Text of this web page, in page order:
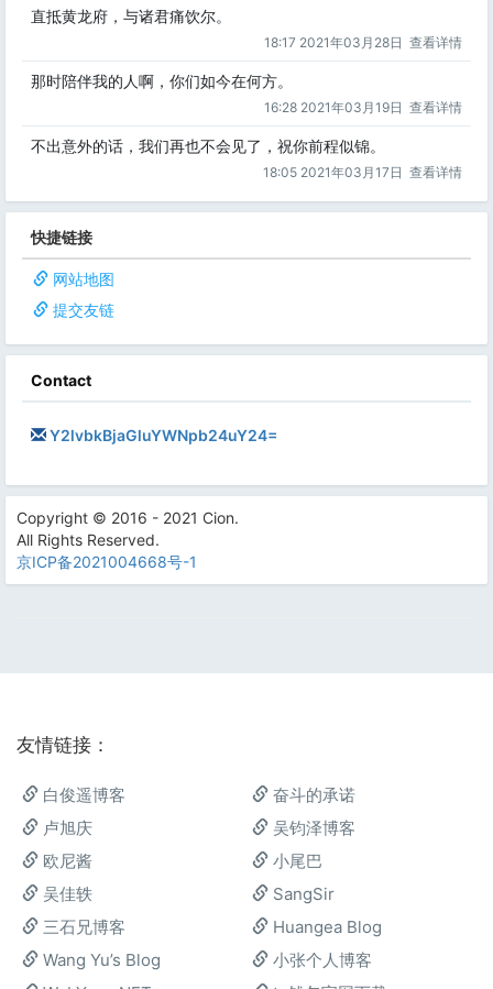
直抵黄龙府，与诸君痛饮尔。
18:17 2021年03月28日 查看详情
那时陪伴我的人啊，你们如今在何方。
16:28 2021年03月19日 查看详情
不出意外的话，我们再也不会见了，祝你前程似锦。
18:05 2021年03月17日 查看详情
快捷链接
网站地图
提交友链
Contact
Y2lvbkBjaGluYWNpb24uY24=
Copyright © 2016 - 2021 Cion.
All Rights Reserved.
京ICP备2021004668号-1
友情链接：
白俊遥博客
奋斗的承诺
卢旭庆
吴钧泽博客
欧尼酱
小尾巴
吴佳轶
SangSir
三石兄博客
Huangea Blog
Wang Yu’s Blog
小张个人博客